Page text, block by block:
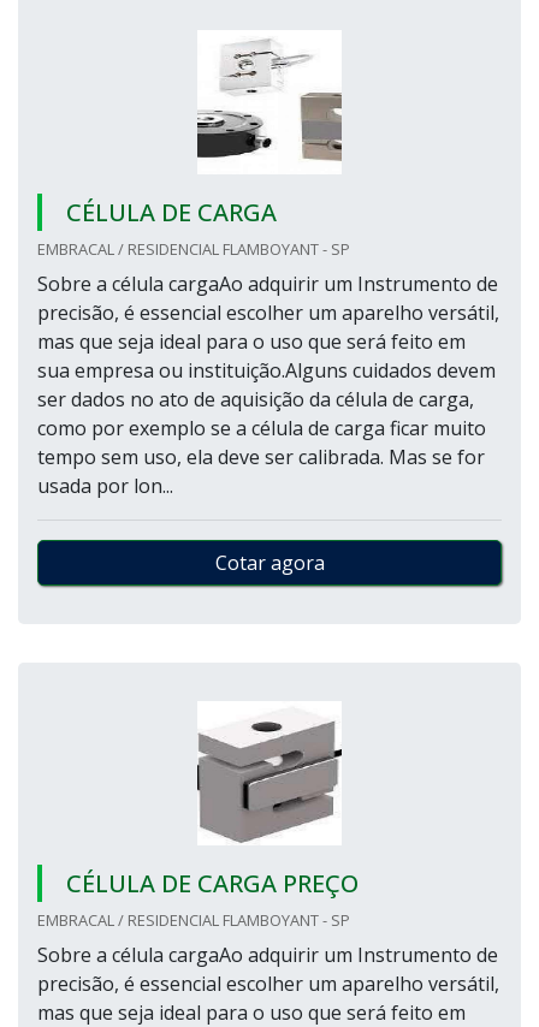
CÉLULA DE CARGA
EMBRACAL / RESIDENCIAL FLAMBOYANT - SP
Sobre a célula cargaAo adquirir um Instrumento de
precisão, é essencial escolher um aparelho versátil,
mas que seja ideal para o uso que será feito em
sua empresa ou instituição.Alguns cuidados devem
ser dados no ato de aquisição da célula de carga,
como por exemplo se a célula de carga ficar muito
tempo sem uso, ela deve ser calibrada. Mas se for
usada por lon...
Cotar agora
CÉLULA DE CARGA PREÇO
EMBRACAL / RESIDENCIAL FLAMBOYANT - SP
Sobre a célula cargaAo adquirir um Instrumento de
precisão, é essencial escolher um aparelho versátil,
mas que seja ideal para o uso que será feito em